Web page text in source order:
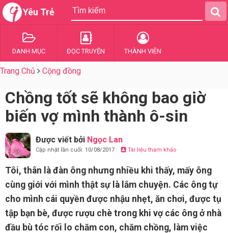
Yêu Trẻ
DANH MỤC ĐỌC TRUYỆN THÀNH VIÊN
Trang Chủ Cộng đồng
Chồng tốt sẽ không bao giờ
biến vợ mình thành ô-sin
Được viết bởi Ngọc Lan
Cập nhật lần cuối: 10/08/2017 Tài liệu tham khảo
Tôi, thân là đàn ông nhưng nhiều khi thấy, mấy ông
cùng giới với mình thật sự là lắm chuyện. Các ông tự
cho mình cái quyền được nhậu nhẹt, ăn chơi, được tụ
tập bạn bè, được rượu chè trong khi vợ các ông ở nhà
đầu bù tóc rối lo chăm con, chăm chồng, làm việc